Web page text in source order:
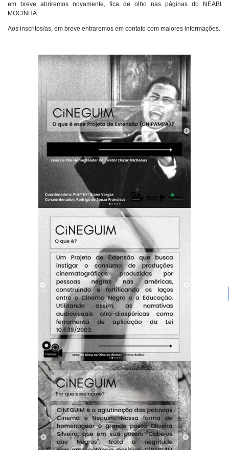
em breve abriremos novamente, fica de olho nas páginas do NEABI
MOCINHA.
Aos inscritos/as, em breve entraremos em contato com maiores informações.